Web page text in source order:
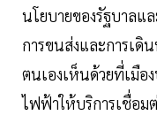
นโยบายของรัฐบาลแ
การขนส่งและการเดิ
ตนเองเห็นด้วยที่เมือ
ไฟฟ้าให้บริการเชื่อ